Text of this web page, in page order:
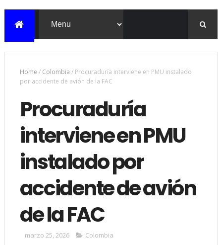
Home / Colombia / Procuraduría interviene en PMU instalado
por accidente de avión de la FAC
Procuraduría
interviene en PMU
instalado por
accidente de avión
de la FAC
marzo 25, 2026 Colombia